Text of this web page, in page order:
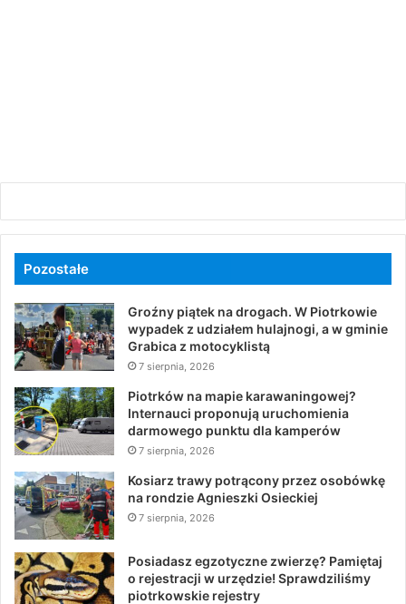
Pozostałe
Groźny piątek na drogach. W Piotrkowie
wypadek z udziałem hulajnogi, a w gminie
Grabica z motocyklistą
7 sierpnia, 2026
Piotrków na mapie karawaningowej?
Internauci proponują uruchomienia
darmowego punktu dla kamperów
7 sierpnia, 2026
Kosiarz trawy potrącony przez osobówkę
na rondzie Agnieszki Osieckiej
7 sierpnia, 2026
Posiadasz egzotyczne zwierzę? Pamiętaj
o rejestracji w urzędzie! Sprawdziliśmy
piotrkowskie rejestry